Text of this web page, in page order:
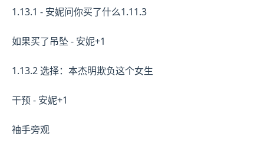
1.13.1 - 安妮问你买了什么1.11.3
如果买了吊坠 - 安妮+1
1.13.2 选择：本杰明欺负这个女生
干预 - 安妮+1
袖手旁观